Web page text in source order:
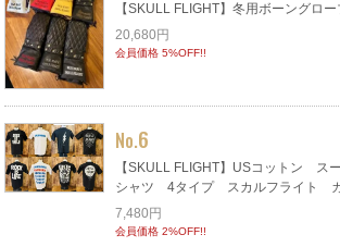
【SKULL FLIGHT】冬用ボーングロ
20,680円
会員価格 5%OFF!!
No.6
【SKULL FLIGHT】USコットン ス
シャツ 4タイプ スカルフライト カ
7,480円
会員価格 2%OFF!!